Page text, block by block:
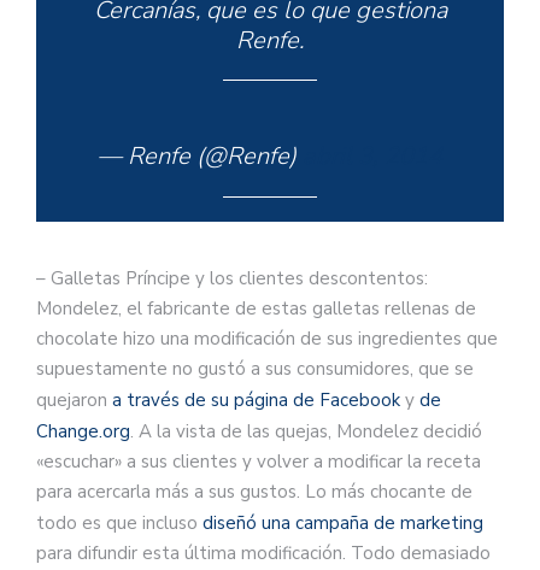
Cercanías, que es lo que gestiona
Renfe.
— Renfe (@Renfe)
– Galletas Príncipe y los clientes descontentos:
Mondelez, el fabricante de estas galletas rellenas de
chocolate hizo una modificación de sus ingredientes que
supuestamente no gustó a sus consumidores, que se
quejaron a través de su página de Facebook y de
Change.org. A la vista de las quejas, Mondelez decidió
«escuchar» a sus clientes y volver a modificar la receta
para acercarla más a sus gustos. Lo más chocante de
todo es que incluso diseñó una campaña de marketing
para difundir esta última modificación. Todo demasiado